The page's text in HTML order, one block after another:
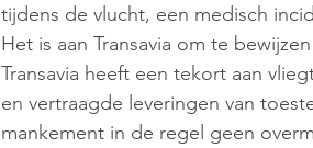
tijdens de vlucht, een medisch
Het is aan Transavia om te
Transavia heeft een tekort aan
en vertraagde leveringen van
mankement in de regel geen